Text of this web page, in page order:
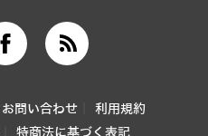
お問い合わせ
利用規約
特商法に基づく表記